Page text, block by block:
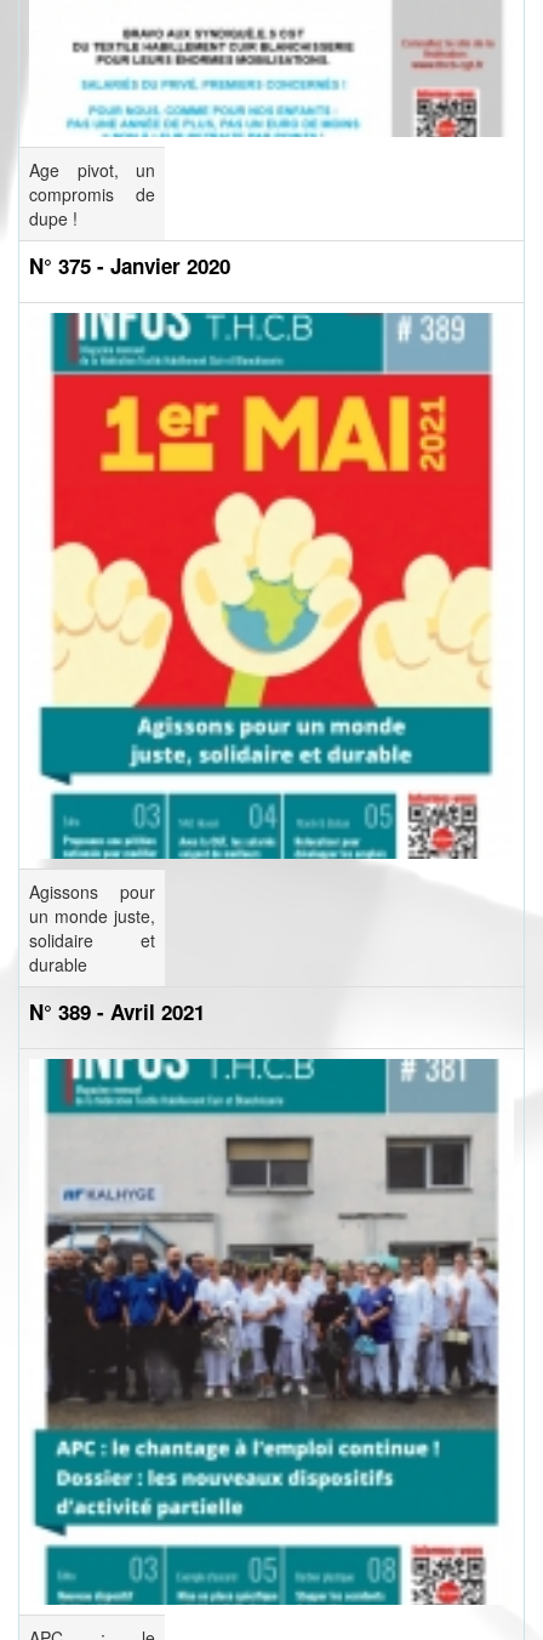
Age pivot, un
compromis de
dupe !
N° 375 - Janvier 2020
Agissons pour
un monde juste,
solidaire et
durable
N° 389 - Avril 2021